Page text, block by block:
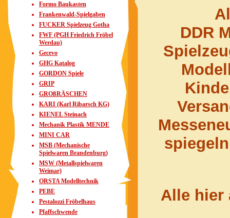
Formo Baukasten
Frankenwald-Spielgaben
FUCKER Spielzeug Gotha
FWF (PGH Friedrich Fröbel
Werdau)
Gecevo
GHG Katalog
GORDON Spiele
GRIP
GROßRÄSCHEN
KARI (Karl Ribarsch KG)
KIENEL Steinach
Mechanik Plastik MENDE
MINI CAR
MSB (Mechanische
Spielwaren Brandenburg)
MSW (Metallspielwaren
Weimar)
ORSTA Modelltechnik
PEBE
Pestalozzi Fröbelhaus
Pfaffschwende
DDR
Alle hier